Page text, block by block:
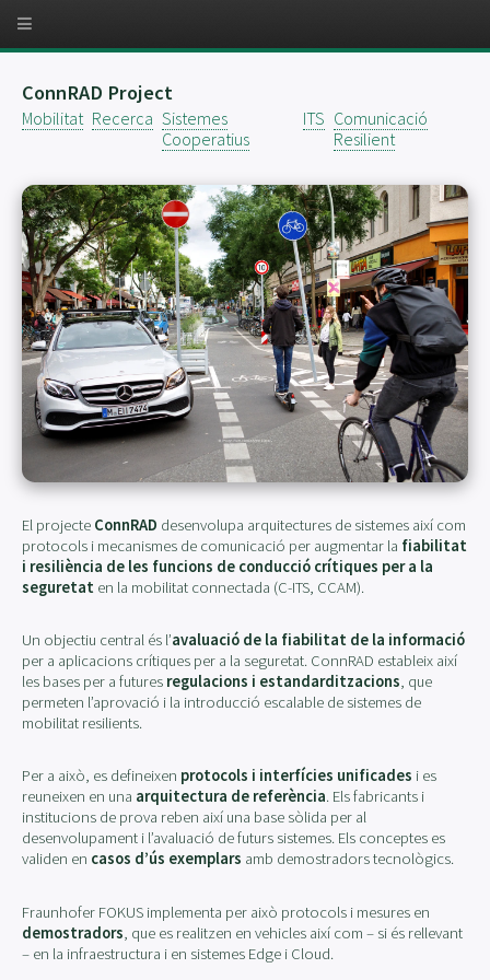
ConnRAD Project
Mobilitat Recerca Sistemes
Cooperatius
ITS Comunicació
Resilient
El projecte ConnRAD desenvolupa arquitectures de sistemes així com
protocols i mecanismes de comunicació per augmentar la fiabilitat
i resiliència de les funcions de conducció crítiques per a la
seguretat en la mobilitat connectada (C-ITS, CCAM).
Un objectiu central és l’avaluació de la fiabilitat de la informació
per a aplicacions crítiques per a la seguretat. ConnRAD estableix així
les bases per a futures regulacions i estandarditzacions, que
permeten l’aprovació i la introducció escalable de sistemes de
mobilitat resilients.
Per a això, es defineixen protocols i interfícies unificades i es
reuneixen en una arquitectura de referència. Els fabricants i
institucions de prova reben així una base sòlida per al
desenvolupament i l’avaluació de futurs sistemes. Els conceptes es
validen en casos d’ús exemplars amb demostradors tecnològics.
Fraunhofer FOKUS implementa per això protocols i mesures en
demostradors , que es realitzen en vehicles així com – si és rellevant
– en la infraestructura i en sistemes Edge i Cloud.